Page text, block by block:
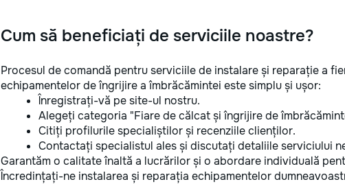
Cum să beneficiați de serviciile noastre?
Procesul de comandă pentru serviciile de instalare și reparație a
echipamentelor de îngrijire a îmbrăcămintei este simplu și ușor:
Înregistrați-vă pe site-ul nostru.
Alegeți categoria "Fiare de călcat și îngrijire de
Citiți profilurile specialiștilor și recenziile clienților.
Contactați specialistul ales și discutați detaliile serviciului
Garantăm o calitate înaltă a lucrărilor și o abordare individuală
Încredințați-ne instalarea și reparația echipamentelor